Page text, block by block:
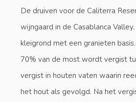
De druiven voor de Caliterra
wijngaard in de Casablanca
kleigrond met een granieten
70% van de most wordt vergist
vergist in houten vaten waarin
het hout als gevolgd. Na het